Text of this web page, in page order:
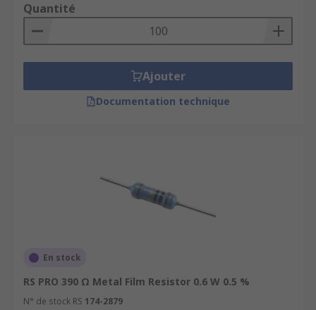
Quantité
Ajouter
Documentation technique
En stock
RS PRO 390 Ω Metal Film Resistor 0.6 W 0.5 %
N° de stock RS 174-2879